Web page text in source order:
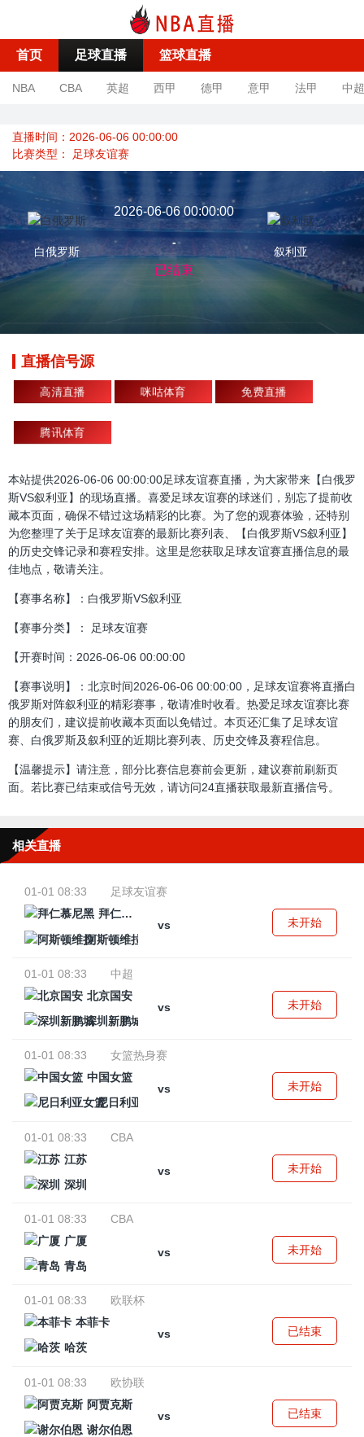
首页 足球直播 篮球直播
NBA CBA 英超 西甲 德甲 意甲 法甲 中超
直播时间：2026-06-06 00:00:00
比赛类型： 足球友谊赛
白俄罗斯
2026-06-06 00:00:00
-
已结束
叙利亚
直播信号源
高清直播 咪咕体育 免费直播
腾讯体育
本站提供2026-06-06 00:00:00足球友谊赛直播，为大家带来【白俄罗
斯VS叙利亚】的现场直播。喜爱足球友谊赛的球迷们，别忘了提前收
藏本页面，确保不错过这场精彩的比赛。为了您的观赛体验，还特别
为您整理了关于足球友谊赛的最新比赛列表、【白俄罗斯VS叙利亚】
的历史交锋记录和赛程安排。这里是您获取足球友谊赛直播信息的最
佳地点，敬请关注。
【赛事名称】：白俄罗斯VS叙利亚
【赛事分类】： 足球友谊赛
【开赛时间：2026-06-06 00:00:00
【赛事说明】：北京时间2026-06-06 00:00:00，足球友谊赛将直播白
俄罗斯对阵叙利亚的精彩赛事，敬请准时收看。热爱足球友谊赛比赛
的朋友们，建议提前收藏本页面以免错过。本页还汇集了足球友谊
赛、白俄罗斯及叙利亚的近期比赛列表、历史交锋及赛程信息。
【温馨提示】请注意，部分比赛信息赛前会更新，建议赛前刷新页
面。若比赛已结束或信号无效，请访问24直播获取最新直播信号。
相关直播
01-01 08:33
足球友谊赛
拜仁慕尼黑
vs
阿斯顿维拉
未开始
01-01 08:33
中超
北京国安
vs
深圳新鹏城
未开始
01-01 08:33
女篮热身赛
中国女篮
vs
尼日利亚女篮
未开始
01-01 08:33
CBA
江苏
vs
深圳
未开始
01-01 08:33
CBA
广厦
vs
青岛
未开始
01-01 08:33
欧联杯
本菲卡
vs
哈茨
已结束
01-01 08:33
欧协联
阿贾克斯
vs
谢尔伯恩
已结束